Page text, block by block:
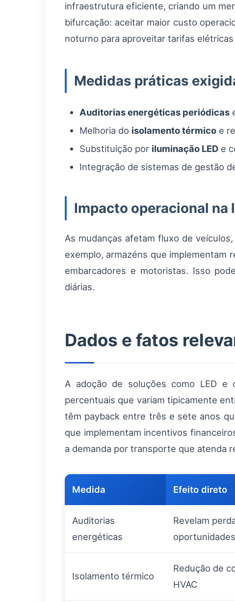
infraestrutura eficiente, criando um
bifurcação: aceitar maior custo
noturno para aproveitar tarifas
Medidas práticas
Auditorias energéticas periódicas
Melhoria do isolamento térmico e
Substituição por iluminação LED e
Integração de sistemas de gestão
Impacto operacional na
As mudanças afetam fluxo de
exemplo, armazéns que implementam
embarcadores e motoristas. Isso
diárias.
Dados e fatos
A adoção de soluções como LED e
percentuais que variam tipicamente
têm payback entre três e sete anos
que implementam incentivos
a demanda por transporte que atenda
Medida Efeito direto
Auditorias
energéticas
Revelam
oportunidades
Isolamento térmico
Redução de
HVAC